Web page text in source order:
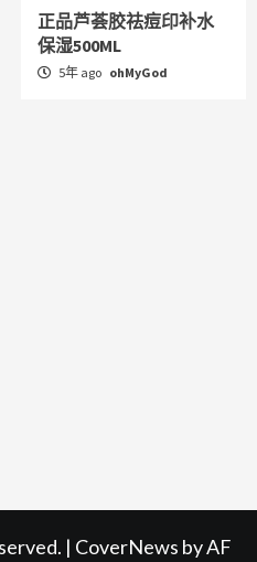
正品芦荟胶祛痘印补水
保湿500ML
5年 ago ohMyGod
| CoverNews by AF